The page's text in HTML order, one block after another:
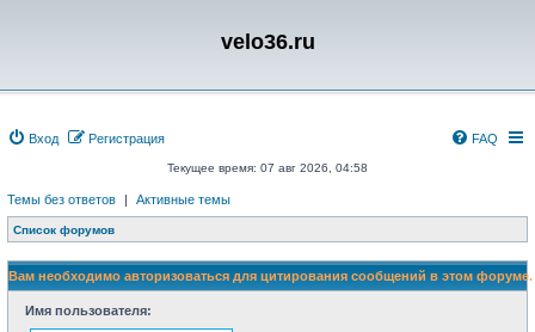
velo36.ru
Вход Регистрация FAQ
Текущее время: 07 авг 2026, 04:58
Темы без ответов | Активные темы
Список форумов
Вам необходимо авторизоваться для цитирования сообщений в этом форуме.
Имя пользователя: